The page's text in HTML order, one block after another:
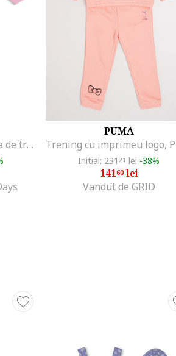
Set de pantaloni si bluza de trening din amestec de bumbac - dwqfwqdpiese, Roz pastel
PUMA
Initial: 231 21 lei -38%
14160lei
Vandut de GRID